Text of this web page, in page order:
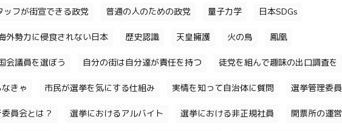
ッフが街宣できる政党 普通の人のための政党 量子力学 日本SDGs
外勢力に侵食されない日本 歴史認識 天皇擁護 火の鳥 鳳凰
会議員を選ぼう 自分の街は自分達が責任を持つ 徒党を組んで趣味の出口調査を
きゃ 市民が選挙を気にする仕組み 実情を知って自治体に質問 選挙管理委員
員会とは？ 選挙におけるアルバイト 選挙における非正規社員 開票所の運営